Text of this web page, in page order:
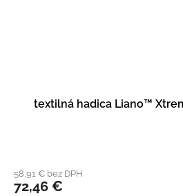
textilná hadica Liano™
58,91 € bez DPH
72,46 €